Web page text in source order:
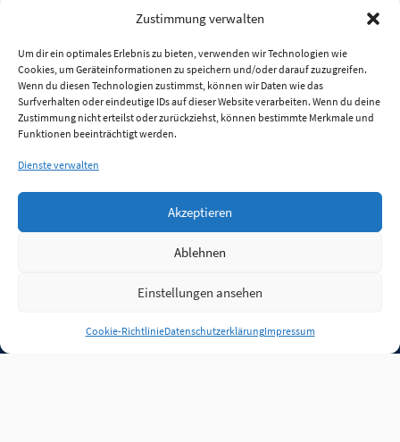
Zustimmung verwalten
Um dir ein optimales Erlebnis zu bieten, verwenden wir Technologien wie
Cookies, um Geräteinformationen zu speichern und/oder darauf zuzugreifen.
Wenn du diesen Technologien zustimmst, können wir Daten wie das
Surfverhalten oder eindeutige IDs auf dieser Website verarbeiten. Wenn du deine
Zustimmung nicht erteilst oder zurückziehst, können bestimmte Merkmale und
Funktionen beeinträchtigt werden.
Dienste verwalten
Akzeptieren
Ablehnen
Einstellungen ansehen
Cookie-RichtlinieDatenschutzerklärungImpressum
Anmelden
Jobs Partner FAQ Quellen